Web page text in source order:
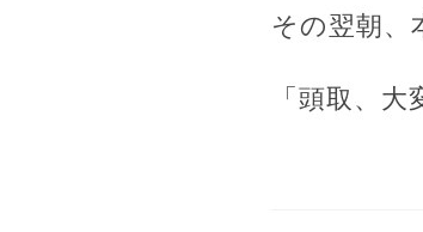
その翌朝、
「頭取、大